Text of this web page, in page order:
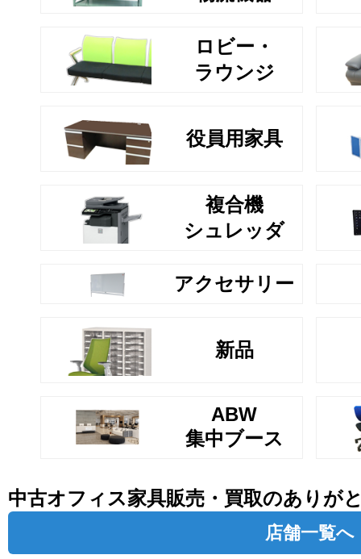
ロビー・
ラウンジ
役員用家具
複合機
シュレッダ
アクセサリー
新品
ABW
集中ブース
中古オフィス家具販売・買取のありが
店舗一覧へ